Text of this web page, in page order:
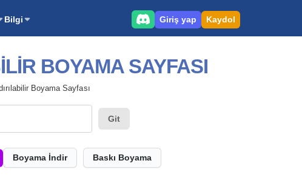
Bilgi Giriş yap Kaydol
BOYAMA SAYFASI
Boyama Sayfası
Git
Boyama İndir Baskı Boyama